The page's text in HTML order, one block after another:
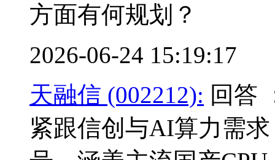
方面有何规划？
2026-06-24 15:19:17
天融信 (002212): 回答
紧跟信创与AI算力需